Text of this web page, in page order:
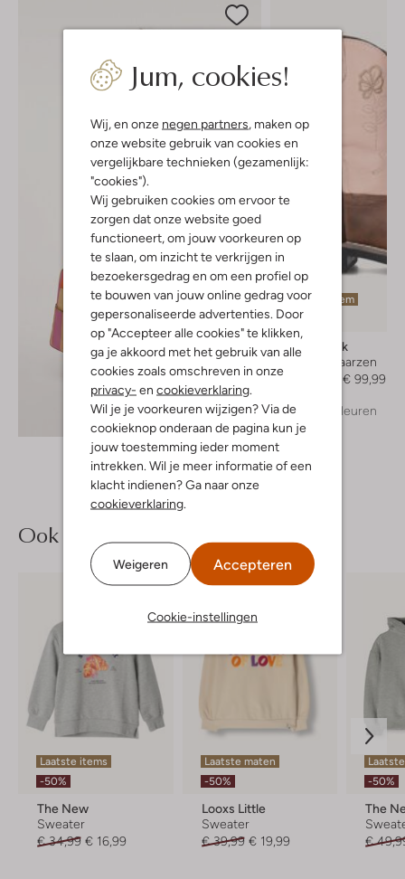
Jum, cookies!
Wij, en onze negen partners, maken op
onze website gebruik van cookies en
vergelijkbare technieken (gezamenlijk:
"cookies").
Wij gebruiken cookies om ervoor te
zorgen dat onze website goed
functioneert, om jouw voorkeuren op
te slaan, om inzicht te verkrijgen in
bezoekersgedrag en om een profiel op
te bouwen van jouw online gedrag voor
gepersonaliseerde advertenties. Door
op "Accepteer alle cookies" te klikken,
ga je akkoord met het gebruik van alle
cookies zoals omschreven in onze
privacy- en cookieverklaring.
Wil je je voorkeuren wijzigen? Via de
cookieknop onderaan de pagina kun je
jouw toestemming ieder moment
intrekken. Wil je meer informatie of een
klacht indienen? Ga naar onze
cookieverklaring.
Weigeren Accepteren
Cookie-instellingen
Ontdek de look
Laatste item
-20%
Bootstock
Cowboylaarzen
€ 99,99
+ meer kleuren
Ook iets voor jou?
Laatste items
-50%
The New
Sweater
€ 34,99 € 16,99
Laatste maten
-50%
Looxs Little
Sweater
€ 39,99 € 19,99
-50%
The
€